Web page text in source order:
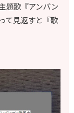
題歌『アンパン
て見返すと『歌